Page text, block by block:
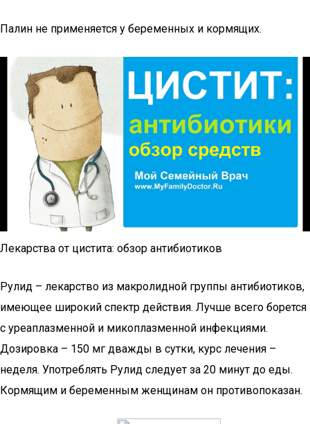
Палин не применяется у беременных и кормящих.
Лекарства от цистита: обзор антибиотиков
Рулид – лекарство из макролидной группы антибиотиков,
имеющее широкий спектр действия. Лучше всего борется
с уреаплазменной и микоплазменной инфекциями.
Дозировка – 150 мг дважды в сутки, курс лечения –
неделя. Употреблять Рулид следует за 20 минут до еды.
Кормящим и беременным женщинам он противопоказан.